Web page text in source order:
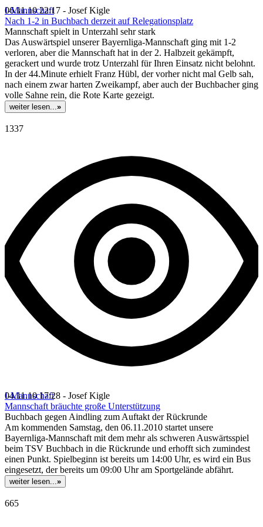
I-Mannschaft
06.11.10 22:17 - Josef Kigle
Nach 1-2 in Buchbach derzeit auf Relegationsplatz
Mannschaft spielt in Unterzahl sehr stark
Das Auswärtspiel unserer Bayernliga-Mannschaft ging mit 1-2
verloren, aber die Mannschaft hat in der 2. Halbzeit gekämpft,
gerackert und wurde trotz Unterzahl für Ihren Einsatz nicht belohnt.
In der 44.Minute erhielt Franz Hübl, der vorher nicht mal Gelb sah,
nach einem zwar harten Zweikampf, aber auch der Buchbacher ging
volle Sahne rein, die Rote Karte gezeigt.
weiter lesen...»
1337
I-Mannschaft
04.11.10 17:28 - Josef Kigle
Mannschaft bräuchte große Unterstützung
Buchbach gegen Aindling zum Auftakt der Rückrunde
Am kommenden Samstag, den 06.11.2010 startet unsere
Bayernliga-Mannschaft mit dem mehr als schweren Auswärtsspiel
beim TSV Buchbach in die Rückrunde und erhofft sich zumindest
einen Punkt. Spielbeginn ist bereits um 14:00 Uhr, es wird ein Bus
eingesetzt, der bereits um 09:00 Uhr am Sportgelände abfährt.
weiter lesen...»
665